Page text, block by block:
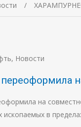
, Новости
на
ископаемых в